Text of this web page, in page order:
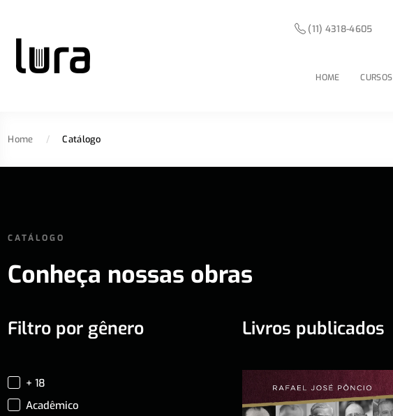
HOME CURSOS
(11) 4318-4605
Home / Catálogo
CATÁLOGO
Conheça nossas obras
Filtro por gênero
+ 18
Acadêmico
Livros publicados